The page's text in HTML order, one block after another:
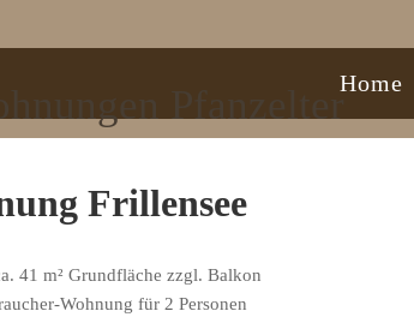
Home
Frillensee
41 m² Grundfläche zzgl. Balkon
Wohnung für 2 Personen